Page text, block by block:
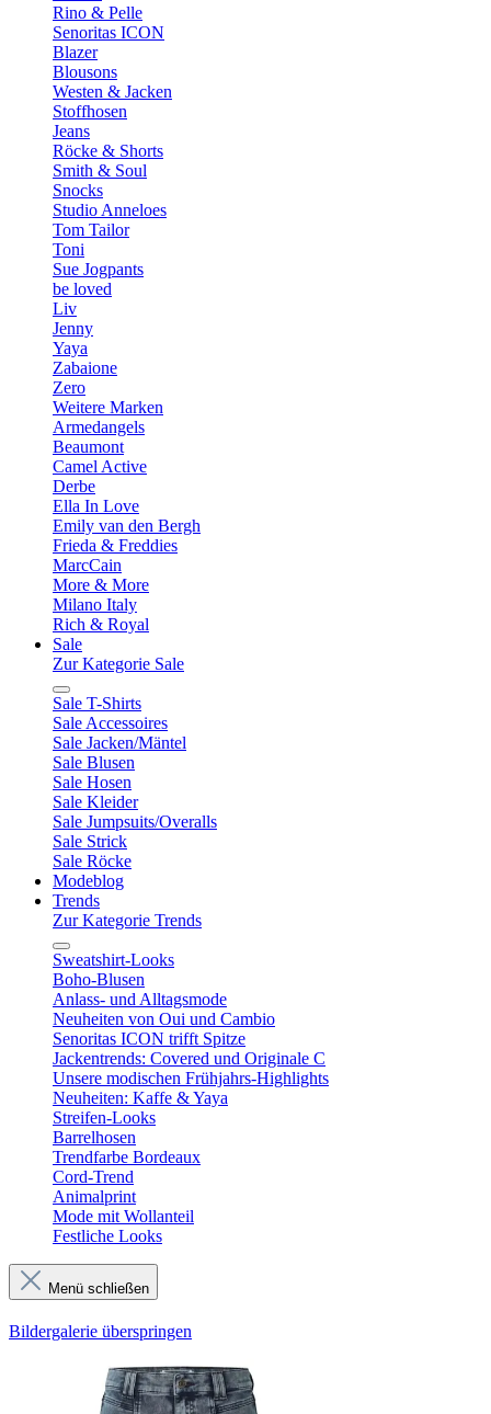
Rino & Pelle
Senoritas ICON
Blazer
Blousons
Westen & Jacken
Stoffhosen
Jeans
Röcke & Shorts
Smith & Soul
Snocks
Studio Anneloes
Tom Tailor
Toni
Sue Jogpants
be loved
Liv
Jenny
Yaya
Zabaione
Zero
Weitere Marken
Armedangels
Beaumont
Camel Active
Derbe
Ella In Love
Emily van den Bergh
Frieda & Freddies
MarcCain
More & More
Milano Italy
Rich & Royal
Sale
Zur Kategorie Sale
Sale T-Shirts
Sale Accessoires
Sale Jacken/Mäntel
Sale Blusen
Sale Hosen
Sale Kleider
Sale Jumpsuits/Overalls
Sale Strick
Sale Röcke
Modeblog
Trends
Zur Kategorie Trends
Sweatshirt-Looks
Boho-Blusen
Anlass- und Alltagsmode
Neuheiten von Oui und Cambio
Senoritas ICON trifft Spitze
Jackentrends: Covered und Originale C
Unsere modischen Frühjahrs-Highlights
Neuheiten: Kaffe & Yaya
Streifen-Looks
Barrelhosen
Trendfarbe Bordeaux
Cord-Trend
Animalprint
Mode mit Wollanteil
Festliche Looks
Menü schließen
Bildergalerie überspringen